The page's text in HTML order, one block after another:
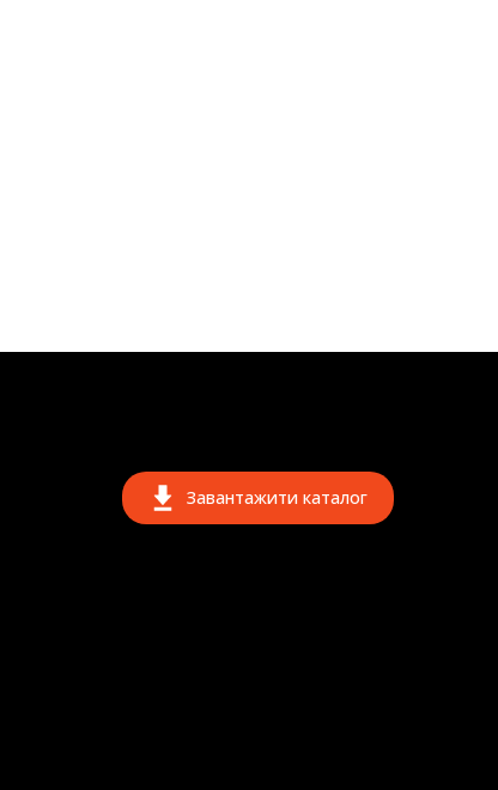
Завантажити каталог